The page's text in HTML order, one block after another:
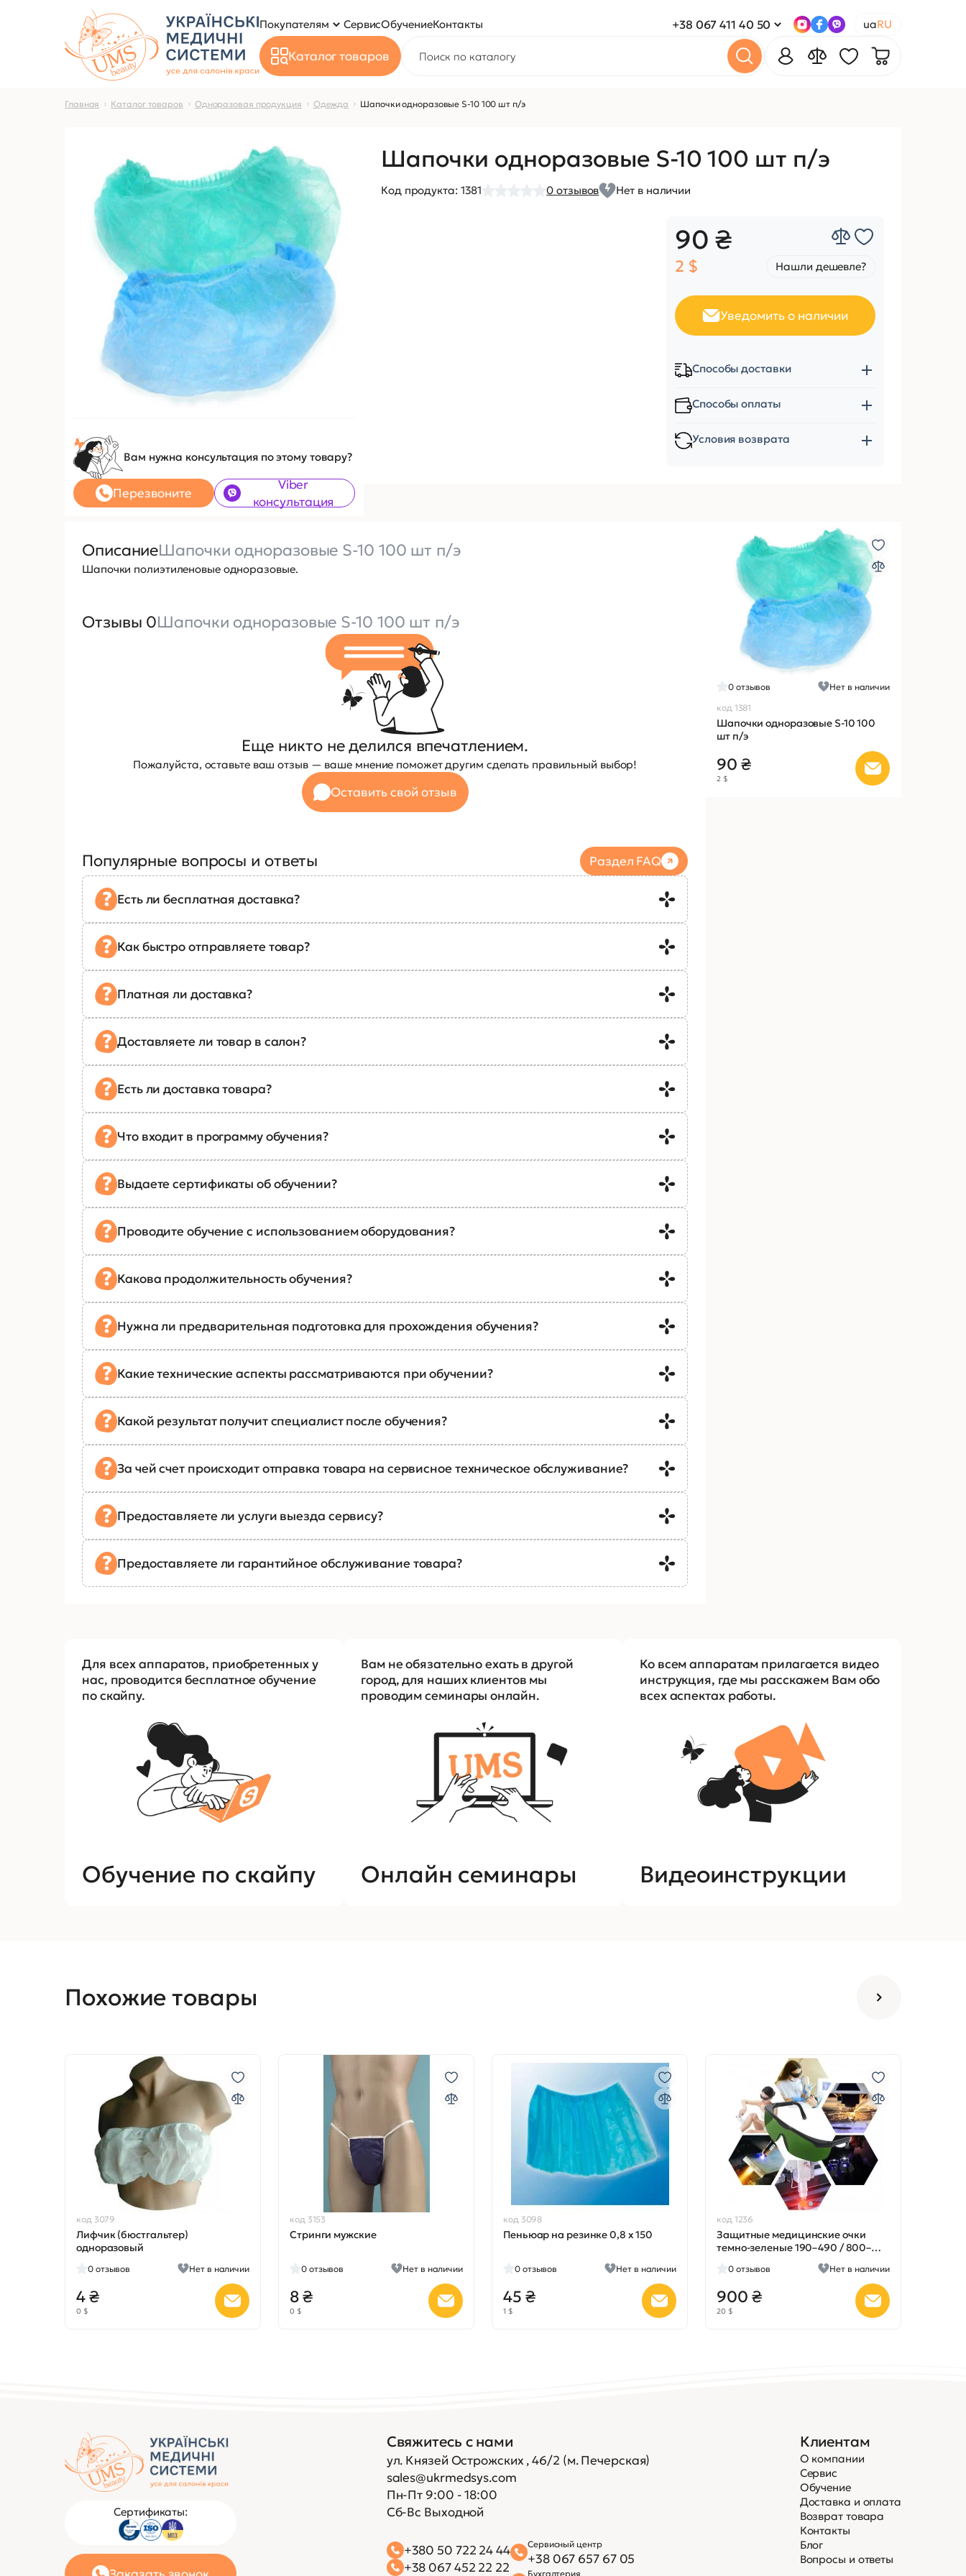
Покупателям СервисОбучениеКонтакты +38 067 411 40 50 uaRU
Каталог товаров
Главная Каталог товаров Одноразовая продукция Одежда Шапочки одноразовые S-10 100 шт п/э
Вам нужна консультация по этому товару?
Перезвоните
Viber
консультация
Шапочки одноразовые S-10 100 шт п/э
Код продукта: 1381 0отзывов Нет в наличии
90 ₴
2 $ Нашли дешевле?
Уведомить о наличии
Способы доставки
Способы оплаты
Условия возврата
ОписаниеШапочки одноразовые S-10 100 шт п/э
Шапочки полиэтиленовые одноразовые.
Отзывы 0Шапочки одноразовые S-10 100 шт п/э
Еще никто не делился впечатлением.
Пожалуйста, оставьте ваш отзыв — ваше мнение поможет другим сделать правильный выбор!
Оставить свой отзыв
Популярные вопросы и ответы Раздел FAQ
Есть ли бесплатная доставка?
Как быстро отправляете товар?
Платная ли доставка?
Доставляете ли товар в салон?
Есть ли доставка товара?
Что входит в программу обучения?
Выдаете сертификаты об обучении?
Проводите обучение с использованием оборудования?
Какова продолжительность обучения?
Нужна ли предварительная подготовка для прохождения обучения?
Какие технические аспекты рассматриваются при обучении?
Какой результат получит специалист после обучения?
За чей счет происходит отправка товара на сервисное техническое обслуживание?
Предоставляете ли услуги выезда сервису?
Предоставляете ли гарантийное обслуживание товара?
0 отзывов
Нет в наличии
код 1381
Шапочки одноразовые S-10 100
шт п/э
90 ₴
2 $
Для всех аппаратов, приобретенных у
нас, проводится бесплатное обучение
по скайпу.
Обучение по скайпу
Вам не обязательно ехать в другой
город, для наших клиентов мы
проводим семинары онлайн.
Онлайн семинары
Ко всем аппаратам прилагается видео
инструкция, где мы расскажем Вам обо
всех аспектах работы.
Видеоинструкции
Похожие товары
код 3079
Лифчик (бюстгальтер)
одноразовый
0 отзывов Нет в наличии
4 ₴
0 $
код 3153
Стринги мужские
0 отзывов Нет в наличии
8 ₴
0 $
код 3098
Пеньюар на резинке 0,8 х 150
0 отзывов Нет в наличии
45 ₴
1 $
код 1236
Защитные медицинские очки
темно-зеленые 190–490 / 800–
2000 / 1064 / 10600 nm
0 отзывов Нет в наличии
900 ₴
20 $
Сертификаты:
Свяжитесь с нами
ул. Князей Острожских , 46/2 (м. Печерская)
sales@ukrmedsys.com
Пн-Пт 9:00 - 18:00
Сб-Вс Выходной
+380 50 722 24 44
+38 067 452 22 22
Сервисный центр
+38 067 657 67 05
Бухгалтерия
Клиентам
О компании
Сервис
Обучение
Доставка и оплата
Возврат товара
Контакты
Блог
Вопросы и ответы